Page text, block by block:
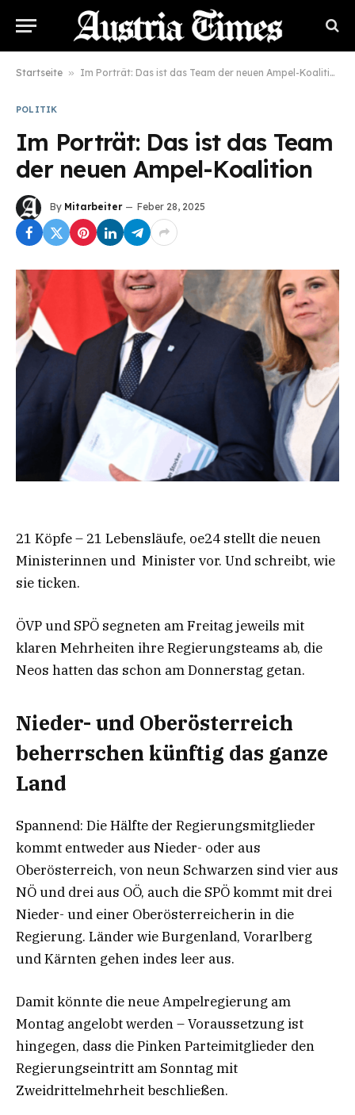
Startseite » Im Porträt: Das ist das Team der neuen Ampel-Koalition
POLITIK
Im Porträt: Das ist das Team
der neuen Ampel-Koalition
By Mitarbeiter Feber 28, 2025
21 Köpfe – 21 Lebensläufe, oe24 stellt die neuen
Ministerinnen und Minister vor. Und schreibt, wie
sie ticken.
ÖVP und SPÖ segneten am Freitag jeweils mit
klaren Mehrheiten ihre Regierungsteams ab, die
Neos hatten das schon am Donnerstag getan.
Nieder- und Oberösterreich
beherrschen künftig das ganze
Land
Spannend: Die Hälfte der Regierungsmitglieder
kommt entweder aus Nieder- oder aus
Oberösterreich, von neun Schwarzen sind vier aus
NÖ und drei aus OÖ, auch die SPÖ kommt mit drei
Nieder- und einer Oberösterreicherin in die
Regierung. Länder wie Burgenland, Vorarlberg
und Kärnten gehen indes leer aus.
Damit könnte die neue Ampelregierung am
Montag angelobt werden – Voraussetzung ist
hingegen, dass die Pinken Parteimitglieder den
Regierungseintritt am Sonntag mit
Zweidrittelmehrheit beschließen.